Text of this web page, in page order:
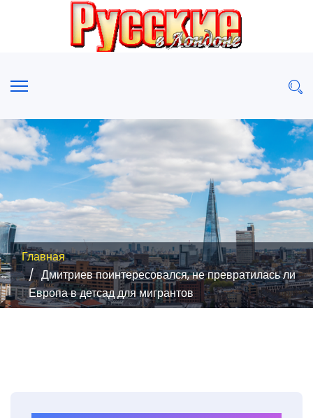
Главная
Дмитриев поинтересовался, не превратилась ли
Европа в детсад для мигрантов